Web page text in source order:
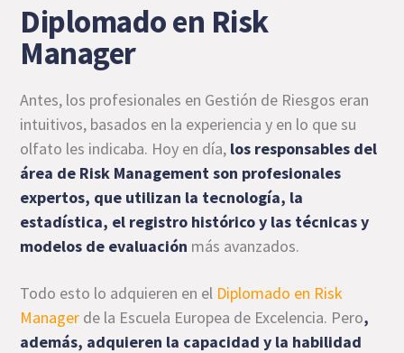
Diplomado en Risk
Manager
Antes, los profesionales en Gestión de Riesgos eran
intuitivos, basados en la experiencia y en lo que su
olfato les indicaba. Hoy en día, los responsables del
área de Risk Management son profesionales
expertos, que utilizan la tecnología, la
estadística, el registro histórico y las técnicas y
modelos de evaluación más avanzados.
Todo esto lo adquieren en el Diplomado en Risk
Manager de la Escuela Europea de Excelencia. Pero,
además, adquieren la capacidad y la habilidad